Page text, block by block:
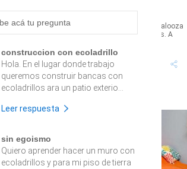
construccion con ecoladrillo
Hola. En el lugar donde trabajo
queremos construir bancas con
ecoladrillos ara un patio exterio...
Leer respuesta
sin egoismo
Quiero aprender hacer un muro con
ecoladrillos y para mi piso de tierra
botella con materiales reciclados
¡Aprende a reutilizar! Nosotros asistimos a Lollapalooza
y conocimos como reutilizar materiales reciclados. A